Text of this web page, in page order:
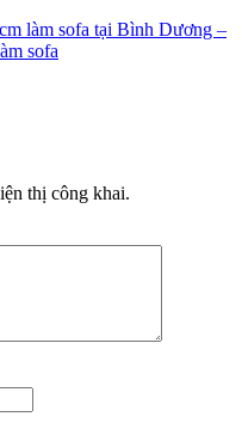
làm sofa tại Bình Dương –
sofa
thị công khai.